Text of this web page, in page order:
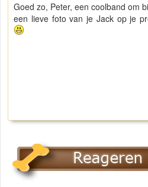
Goed zo, Peter, een coolband om
een lieve foto van je Jack op je